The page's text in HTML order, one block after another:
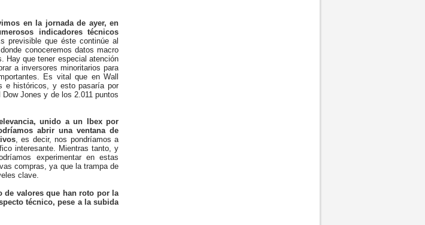
en la jornada de ayer, en
indicadores técnicos
previsible que éste continúe al
conoceremos datos macro
Hay que tener especial atención
a inversores minoritarios para
Es vital que en Wall
e históricos, y esto pasaría por
Jones y de los 2.011 puntos
unido a un Ibex por
abrir una ventana de
, es decir, nos pondríamos a
interesante. Mientras tanto, y
experimentar en estas
compras, ya que la trampa de
clave.
de valores que han roto por la
técnico, pese a la subida